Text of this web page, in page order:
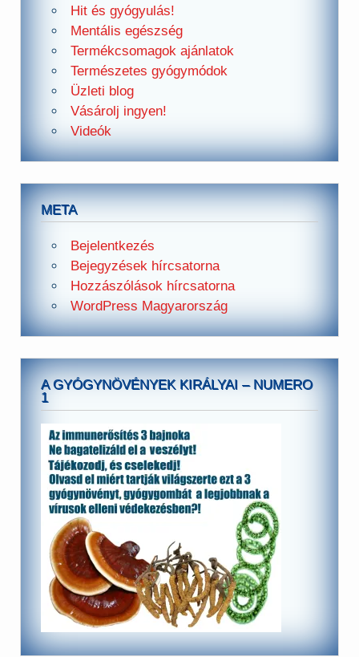
Hit és gyógyulás!
Mentális egészség
Termékcsomagok ajánlatok
Természetes gyógymódok
Üzleti blog
Vásárolj ingyen!
Videók
META
Bejelentkezés
Bejegyzések hírcsatorna
Hozzászólások hírcsatorna
WordPress Magyarország
A GYÓGYNÖVÉNYEK KIRÁLYAI – NUMERO
1